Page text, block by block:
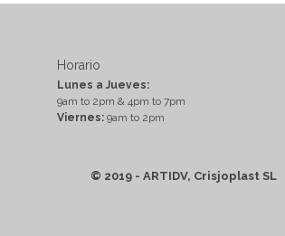
Horario
Lunes a Jueves:
9am to 2pm & 4pm to 7pm
Viernes: 9am to 2pm
© 2019 - ARTIDV, Crisjoplast SL